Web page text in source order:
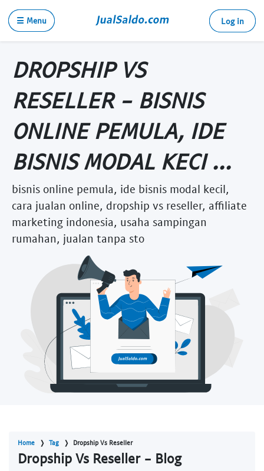
☰ Menu Log in
DROPSHIP VS
RESELLER - BISNIS
ONLINE PEMULA, IDE
BISNIS MODAL KECI ...
bisnis online pemula, ide bisnis modal kecil,
cara jualan online, dropship vs reseller, affiliate
marketing indonesia, usaha sampingan
rumahan, jualan tanpa sto
Home Tag Dropship Vs Reseller
Dropship Vs Reseller - Blog